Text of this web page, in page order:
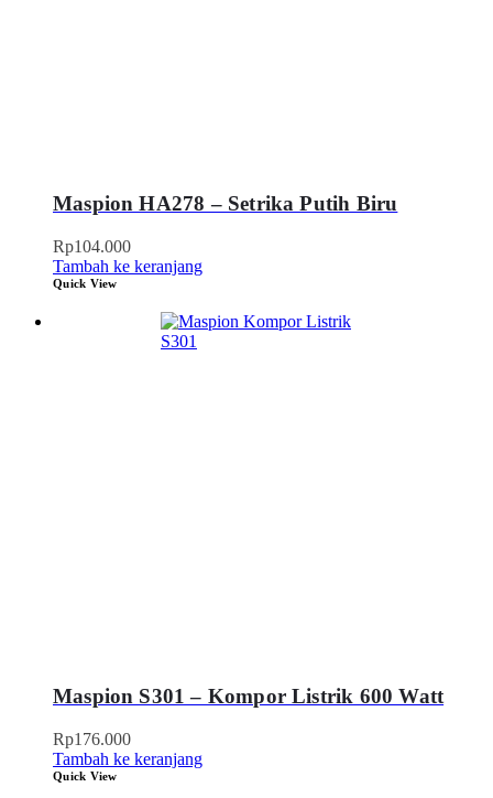
Maspion HA278 – Setrika Putih Biru
Rp104.000
Tambah ke keranjang
Quick View
Maspion S301 – Kompor Listrik 600 Watt
Rp176.000
Tambah ke keranjang
Quick View